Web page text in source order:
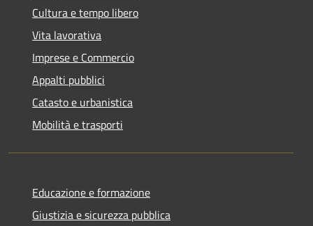
Cultura e tempo libero
Vita lavorativa
Imprese e Commercio
Appalti pubblici
Catasto e urbanistica
Mobilità e trasporti
Educazione e formazione
Giustizia e sicurezza pubblica